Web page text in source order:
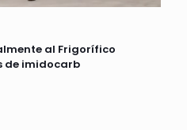
al Frigorífico
de imidocarb